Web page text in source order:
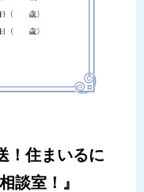
！住まいるに
談室！』